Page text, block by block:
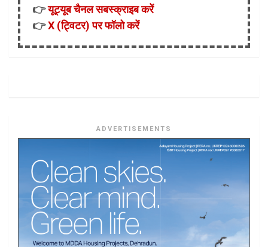
👉यूट्यूब चैनल सबस्क्राइब करें
👉X (ट्विटर) पर फॉलो करें
ADVERTISEMENTS